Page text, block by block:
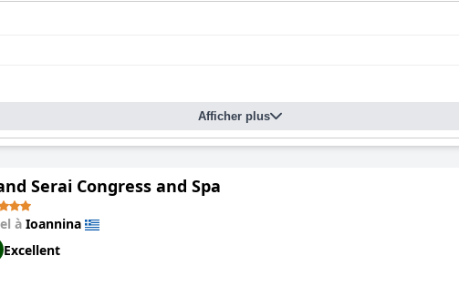
Afficher plus
Serai Congress and Spa
à Ioannina
Excellent